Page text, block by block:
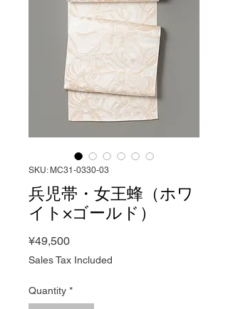
SKU: MC31-0330-03
兵児帯・女王蜂（ホワ
イト×ゴールド）
¥49,500Price
Sales Tax Included
Quantity *